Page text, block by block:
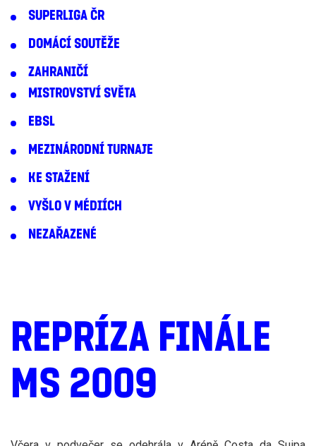
SUPERLIGA ČR
DOMÁCÍ SOUTĚŽE
ZAHRANIČÍ
MISTROVSTVÍ SVĚTA
EBSL
MEZINÁRODNÍ TURNAJE
KE STAŽENÍ
VYŠLO V MÉDIÍCH
NEZAŘAZENÉ
REPRÍZA FINÁLE
MS 2009